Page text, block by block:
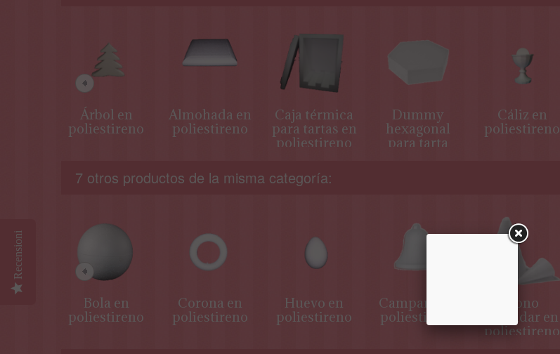
Árbol en
poliestireno
Almohada en
poliestireno
Caja térmica
para tartas en
poliestireno
Dummy
hexagonal
para tarta
Cáliz en
poliestireno
7 otros productos de la misma categoría:
Bola en
poliestireno
Corona en
poliestireno
Huevo en
poliestireno
Campana en
poliestireno
Cono
estándar en
poliestireno
Recensioni